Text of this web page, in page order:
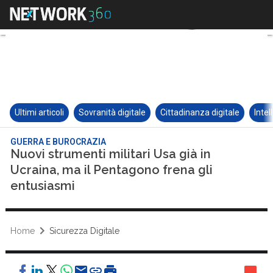
Ultimi articoli Sovranità digitale Cittadinanza digitale
GUERRA E BUROCRAZIA
Nuovi strumenti militari Usa già in
Ucraina, ma il Pentagono frena gli
entusiasmi
Home Sicurezza Digitale